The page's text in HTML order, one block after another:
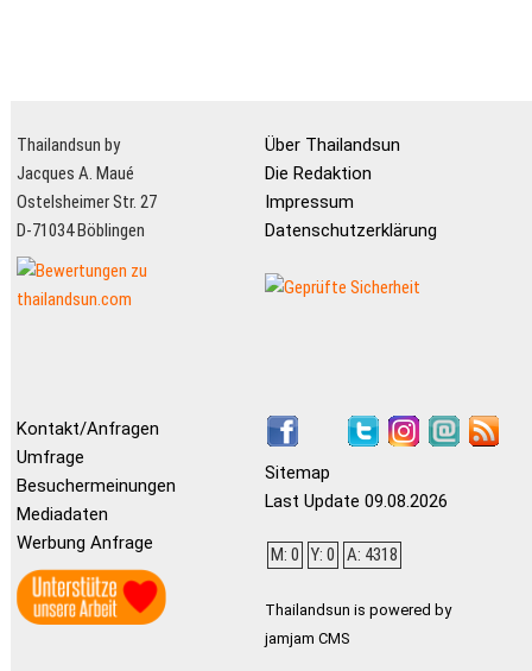
Thailandsun by
Jacques A. Maué
Ostelsheimer Str. 27
D-71034 Böblingen
Über Thailandsun
Die Redaktion
Impressum
Datenschutzerklärung
Kontakt/Anfragen
Umfrage
Besuchermeinungen
Mediadaten
Werbung Anfrage
Sitemap
Last Update 09.08.2026
M: 0 Y: 0 A: 4318
Thailandsun is powered by
jamjam CMS